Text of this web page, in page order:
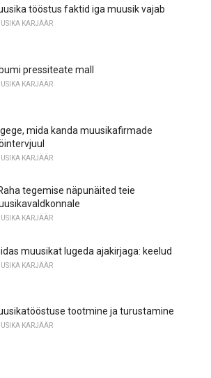
tööstus faktid iga muusik vajab
KARJÄÄR
pressiteate mall
KARJÄÄR
mida kanda muusikafirmade
KARJÄÄR
tegemise näpunäited teie
KARJÄÄR
muusikat lugeda ajakirjaga: keelud
KARJÄÄR
tootmine ja turustamine
KARJÄÄR